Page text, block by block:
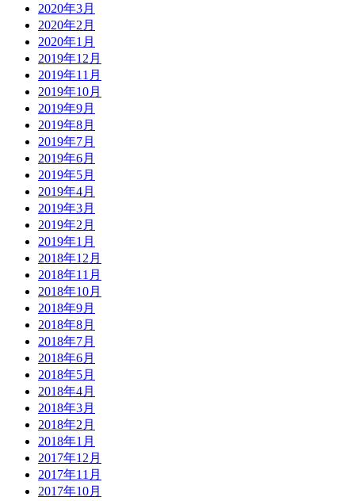
2020年3月
2020年2月
2020年1月
2019年12月
2019年11月
2019年10月
2019年9月
2019年8月
2019年7月
2019年6月
2019年5月
2019年4月
2019年3月
2019年2月
2019年1月
2018年12月
2018年11月
2018年10月
2018年9月
2018年8月
2018年7月
2018年6月
2018年5月
2018年4月
2018年3月
2018年2月
2018年1月
2017年12月
2017年11月
2017年10月